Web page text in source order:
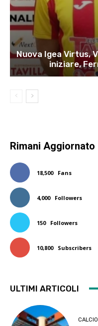
Nuova Igea Virtus,
iniziare,
Rimani Aggiornato
18,500 Fans
4,000 Followers
150 Followers
10,800 Subscribers
ULTIMI ARTICOLI
CALCIO